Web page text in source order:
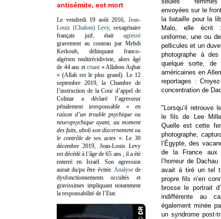
envoyées sur le
la bataille pour la
Malo, elle écrit
uniforme, une ou
pellicules et un
photographe à
quelque sorte,
américaines en
reportages :
concentration de
"Lorsqu’il retrouve
le fils de Lee
Quelle est cette
photographe,
l’Égypte, des
de la France aux
l’horreur de
avait à tiré un tel
propre fils n’en
brosse le portrait
indifférente au
également minée
un syndrome post-
antisémite, est mort
Le vendredi 19 août 2016, Jean-
Louis (Chalom) Levy, sexagénaire
français juif, était agressé
gravement au couteau par Mehdi
Kerkoub, délinquant franco-
algérien multirécidiviste, alors âgé
de 44 ans etcriant « Allahou Aqbar
» (Allah est le plus grand). Le 12
septembre 2019, la Chambre de
l’instruction de la Cour d’appel de
Colmar a déclaré l’agresseur
pénalement irresponsable «en
raison d’un trouble psychique ou
neuropsychique ayant, au moment
des faits, aboli son discernement ou
le contrôle de ses actes». Le 30
décembre 2019, Jean-Louis Levy
est décédé à l’âge de 65 ans ; il a été
enterré en Israël. Son agression
aurait du/pu être évitée. Analysede
dysfonctionnements occultés et
gravissimes impliquant notamment
la responsabilité de l’Etat.